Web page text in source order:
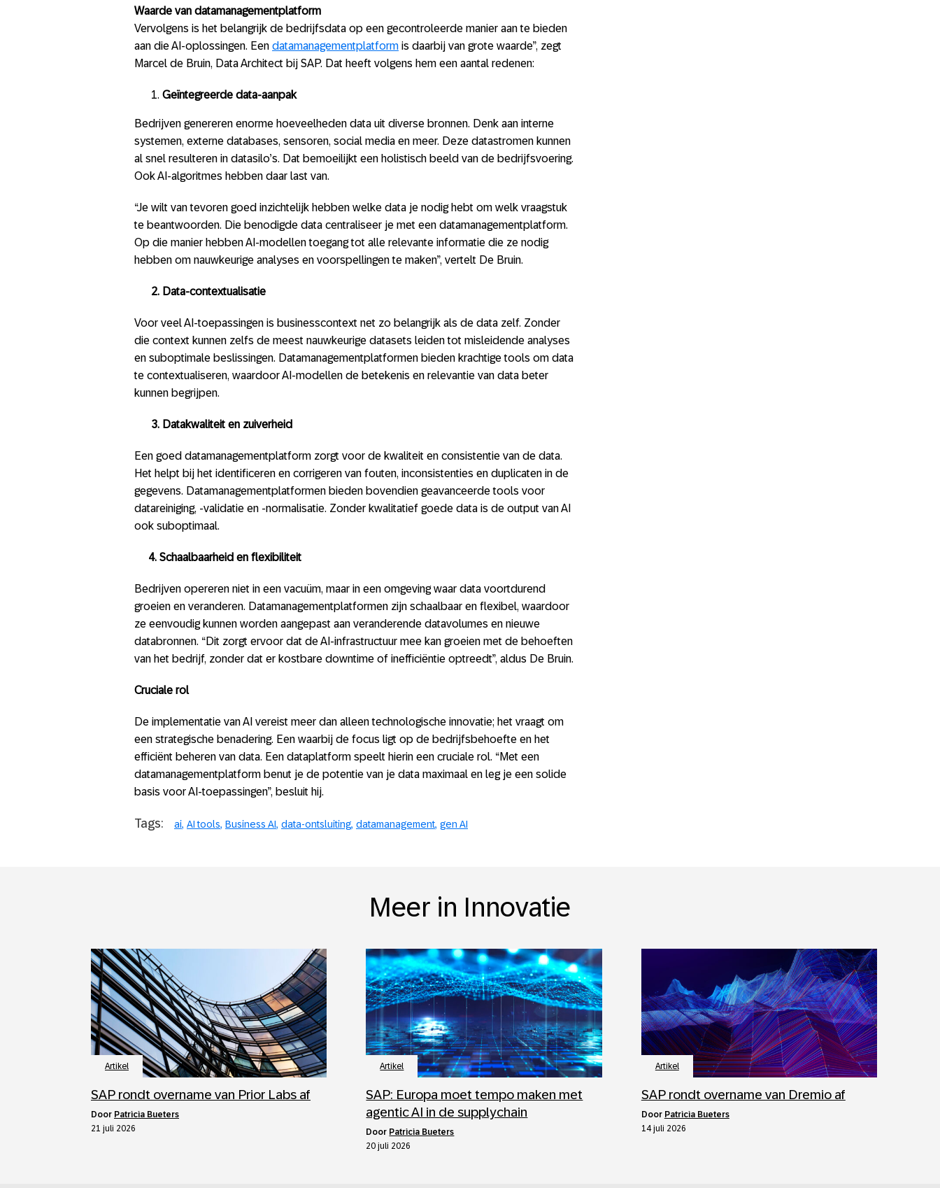
Waarde van datamanagementplatform
Vervolgens is het belangrijk de bedrijfsdata op een gecontroleerde manier aan te bieden
aan die AI-oplossingen. Een datamanagementplatform is daarbij van grote waarde”, zegt
Marcel de Bruin, Data Architect bij SAP. Dat heeft volgens hem een aantal redenen:
Geïntegreerde data-aanpak
Bedrijven genereren enorme hoeveelheden data uit diverse bronnen. Denk aan interne
systemen, externe databases, sensoren, social media en meer. Deze datastromen kunnen
al snel resulteren in datasilo’s. Dat bemoeilijkt een ​​holistisch beeld van de bedrijfsvoering.
Ook AI-algoritmes hebben daar last van.
“Je wilt van tevoren goed inzichtelijk hebben welke data je nodig hebt om welk vraagstuk
te beantwoorden. Die benodigde data centraliseer je met een datamanagementplatform.
Op die manier hebben AI-modellen toegang tot alle relevante informatie die ze nodig
hebben om nauwkeurige analyses en voorspellingen te maken”, vertelt De Bruin.
2. Data-contextualisatie
Voor veel AI-toepassingen is businesscontext net zo belangrijk als de data zelf. Zonder
die context kunnen zelfs de meest nauwkeurige datasets leiden tot misleidende analyses
en suboptimale beslissingen. Datamanagementplatformen bieden krachtige tools om data
te contextualiseren, waardoor AI-modellen de betekenis en relevantie van data beter
kunnen begrijpen.
3. Datakwaliteit en zuiverheid
Een goed datamanagementplatform zorgt voor de kwaliteit en consistentie van de data.
Het helpt bij het identificeren en corrigeren van fouten, inconsistenties en duplicaten in de
gegevens. Datamanagementplatformen bieden bovendien geavanceerde tools voor
datareiniging, -validatie en -normalisatie. Zonder kwalitatief goede data is de output van AI
ook suboptimaal.
4. Schaalbaarheid en flexibiliteit
Bedrijven opereren niet in een vacuüm, maar in een omgeving waar data voortdurend
groeien en veranderen. Datamanagementplatformen zijn schaalbaar en flexibel, waardoor
ze eenvoudig kunnen worden aangepast aan veranderende datavolumes en nieuwe
databronnen. “Dit zorgt ervoor dat de AI-infrastructuur mee kan groeien met de behoeften
van het bedrijf, zonder dat er kostbare downtime of inefficiëntie optreedt”, aldus De Bruin.
Cruciale rol
De implementatie van AI vereist meer dan alleen technologische innovatie; het vraagt om
een strategische benadering. Een waarbij de focus ligt op de bedrijfsbehoefte en het
efficiënt beheren van data. Een dataplatform speelt hierin een cruciale rol. “Met een
datamanagementplatform benut je de potentie van je data maximaal en leg je een solide
basis voor AI-toepassingen”, besluit hij.
Tags: ai AI tools Business AI data-ontsluiting datamanagement gen AI
Meer in Innovatie
Artikel
SAP rondt overname van Prior Labs af
door Patricia Bueters
21 juli 2026
Artikel
SAP: Europa moet tempo maken met
agentic AI in de supplychain
door Patricia Bueters
20 juli 2026
Artikel
SAP rondt overname van Dremio af
door Patricia Bueters
14 juli 2026